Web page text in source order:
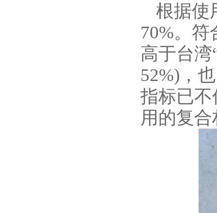
根据使
70%。
高于台
52%)，
指标已
用的复